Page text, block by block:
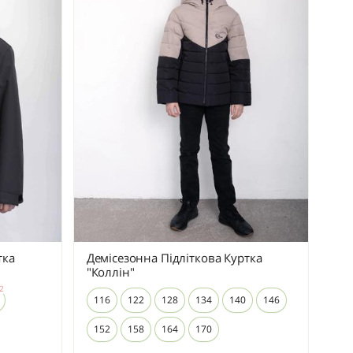
Демісезонна Підліткова Куртка
"Коллін"
116 122 128 134 140 146
152 158 164 170